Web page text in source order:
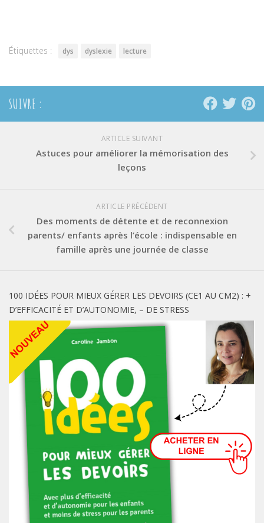
Étiquettes : dys dyslexie lecture
SUIVRE :
ARTICLE SUIVANT
Astuces pour améliorer la mémorisation des
leçons
ARTICLE PRÉCÉDENT
Des moments de détente et de reconnexion
parents/ enfants après l’école : indispensable en
famille après une journée de classe
100 IDÉES POUR MIEUX GÉRER LES DEVOIRS (CE1 AU CM2) : +
D’EFFICACITÉ ET D’AUTONOMIE, – DE STRESS